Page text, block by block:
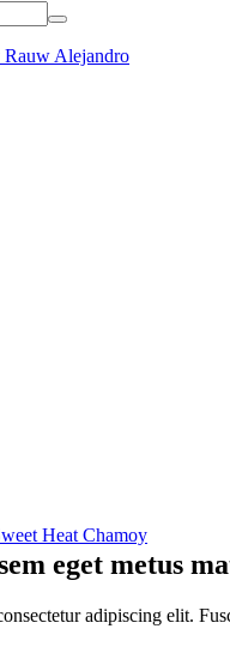
Heat Chamoy
eget metus
adipiscing elit.